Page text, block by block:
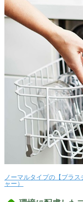
ノーマルタイプの【プラ
ャー）